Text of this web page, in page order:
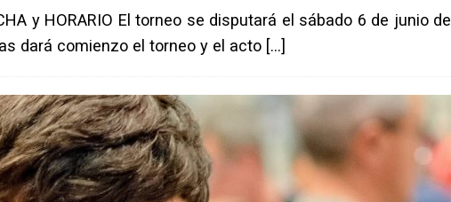
y HORARIO El torneo se disputará el sábado 6 de junio de
dará comienzo el torneo y el acto […]